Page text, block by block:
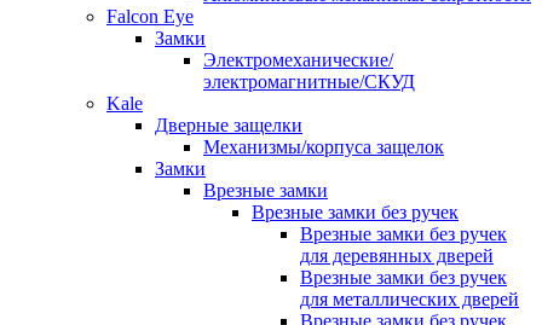
Falcon Eye
Замки
Электромеханические/
электромагнитные/СКУД
Kale
Дверные защелки
Механизмы/корпуса защелок
Замки
Врезные замки
Врезные замки без ручек
Врезные замки без ручек
для деревянных дверей
Врезные замки без ручек
для металлических дверей